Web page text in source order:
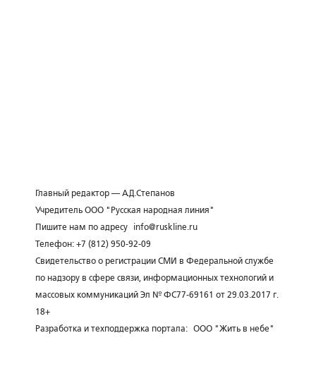
Главный редактор — А.Д.Степанов
Учредитель ООО "Русская народная линия"
Пишите нам по адресу
info@ruskline.ru
Телефон: +7 (812) 950-92-09
Свидетельство о регистрации СМИ в Федеральной службе
по надзору в сфере связи, информационных технологий и
массовых коммуникаций Эл № ФС77-69161 от 29.03.2017 г.
18+
Разработка и техподдержка портала: ООО "Жить в небе"